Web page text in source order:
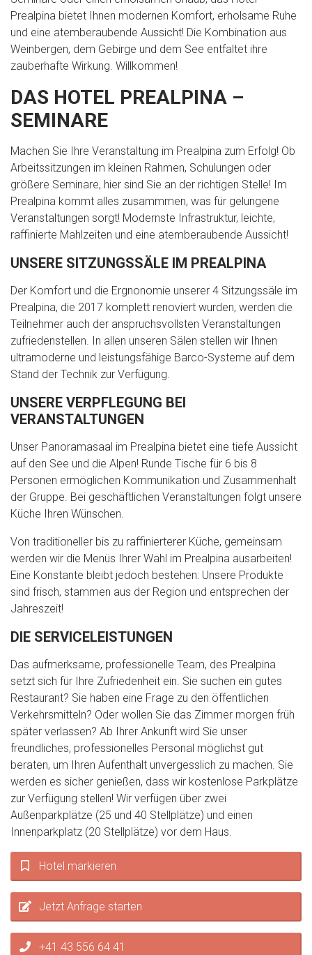
Prealpina bietet Ihnen modernen Komfort, erholsame Ruhe
und eine atemberaubende Aussicht! Die Kombination aus
Weinbergen, dem Gebirge und dem See entfaltet ihre
zauberhafte Wirkung. Willkommen!
DAS HOTEL PREALPINA –
SEMINARE
Machen Sie Ihre Veranstaltung im Prealpina zum Erfolg! Ob
Arbeitssitzungen im kleinen Rahmen, Schulungen oder
größere Seminare, hier sind Sie an der richtigen Stelle! Im
Prealpina kommt alles zusammmen, was für gelungene
Veranstaltungen sorgt! Modernste Infrastruktur, leichte,
raffinierte Mahlzeiten und eine atemberaubende Aussicht!
UNSERE SITZUNGSSÄLE IM PREALPINA
Der Komfort und die Ergnonomie unserer 4 Sitzungssäle im
Prealpina, die 2017 komplett renoviert wurden, werden die
Teilnehmer auch der anspruchsvollsten Veranstaltungen
zufriedenstellen. In allen unseren Sälen stellen wir Ihnen
ultramoderne und leistungsfähige Barco-Systeme auf dem
Stand der Technik zur Verfügung.
UNSERE VERPFLEGUNG BEI
VERANSTALTUNGEN
Unser Panoramasaal im Prealpina bietet eine tiefe Aussicht
auf den See und die Alpen! Runde Tische für 6 bis 8
Personen ermöglichen Kommunikation und Zusammenhalt
der Gruppe. Bei geschäftlichen Veranstaltungen folgt unsere
Küche Ihren Wünschen.
Von traditioneller bis zu raffinierterer Küche, gemeinsam
werden wir die Menüs Ihrer Wahl im Prealpina ausarbeiten!
Eine Konstante bleibt jedoch bestehen: Unsere Produkte
sind frisch, stammen aus der Region und entsprechen der
Jahreszeit!
DIE SERVICELEISTUNGEN
Das aufmerksame, professionelle Team, des Prealpina
setzt sich für Ihre Zufriedenheit ein. Sie suchen ein gutes
Restaurant? Sie haben eine Frage zu den öffentlichen
Verkehrsmitteln? Oder wollen Sie das Zimmer morgen früh
später verlassen? Ab Ihrer Ankunft wird Sie unser
freundliches, professionelles Personal möglichst gut
beraten, um Ihren Aufenthalt unvergesslich zu machen. Sie
werden es sicher genießen, dass wir kostenlose Parkplätze
zur Verfügung stellen! Wir verfügen über zwei
Außenparkplätze (25 und 40 Stellplätze) und einen
Innenparkplatz (20 Stellplätze) vor dem Haus.
Hotel markieren
Jetzt Anfrage starten
+41 43 556 64 41